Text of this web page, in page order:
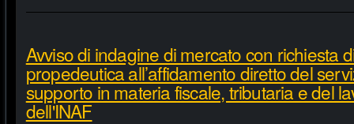
Avviso di indagine di mercato con richiesta
propedeutica all’affidamento diretto del
supporto in materia fiscale, tributaria e del
dell'INAF